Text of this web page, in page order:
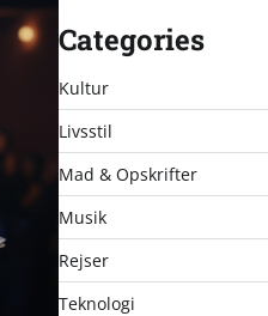
Categories
Kultur
Livsstil
Mad & Opskrifter
Musik
Rejser
Teknologi